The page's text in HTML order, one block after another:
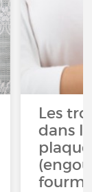
Les
dans